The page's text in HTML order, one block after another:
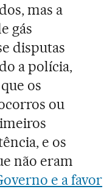
mas a
gás
disputas
a polícia,
os
ou
e os
não eram
e a favor